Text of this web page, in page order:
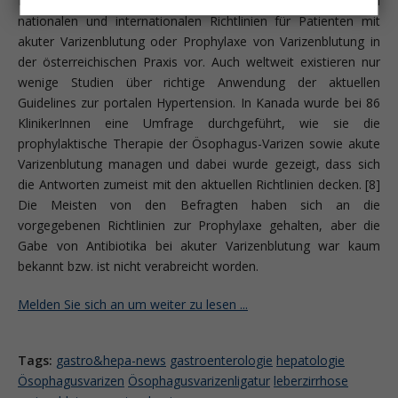
natio­nalen und internationalen Richtlinien für Patienten mit
akuter Varizenblutung oder Prophylaxe von Varizenblutung in
der österreichischen Praxis vor. Auch weltweit existieren nur
wenige Studien über richtige Anwendung der aktuellen
Guidelines zur portalen Hypertension. In Kanada wurde bei 86
KlinikerInnen eine Umfrage durchgeführt, wie sie die
prophylaktische Therapie der Ösophagus-Varizen sowie akute
Varizenblutung managen und dabei wurde gezeigt, dass sich
die Antworten zumeist mit den aktuellen Richtlinien decken. [8]
Die Meisten von den Befragten haben sich an die
vorgegebenen Richtlinien zur Prophylaxe gehalten, aber die
Gabe von Antibiotika bei akuter Varizenblutung war kaum
bekannt bzw. ist nicht verabreicht worden.
Melden Sie sich an um weiter zu lesen ...
Tags: gastro&hepa-news gastroenterologie hepatologie
Ösophagusvarizen Ösophagusvarizenligatur leberzirrhose